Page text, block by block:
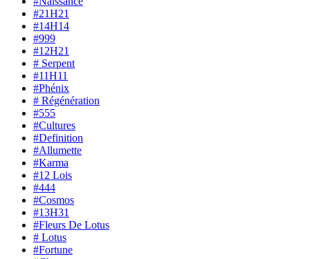
#21H21
#14H14
#999
#12H21
# Serpent
#11H11
#Phénix
# Régénération
#555
#Cultures
#Definition
#Allumette
#Karma
#12 Lois
#444
#Cosmos
#13H31
#Fleurs De Lotus
# Lotus
#Fortune